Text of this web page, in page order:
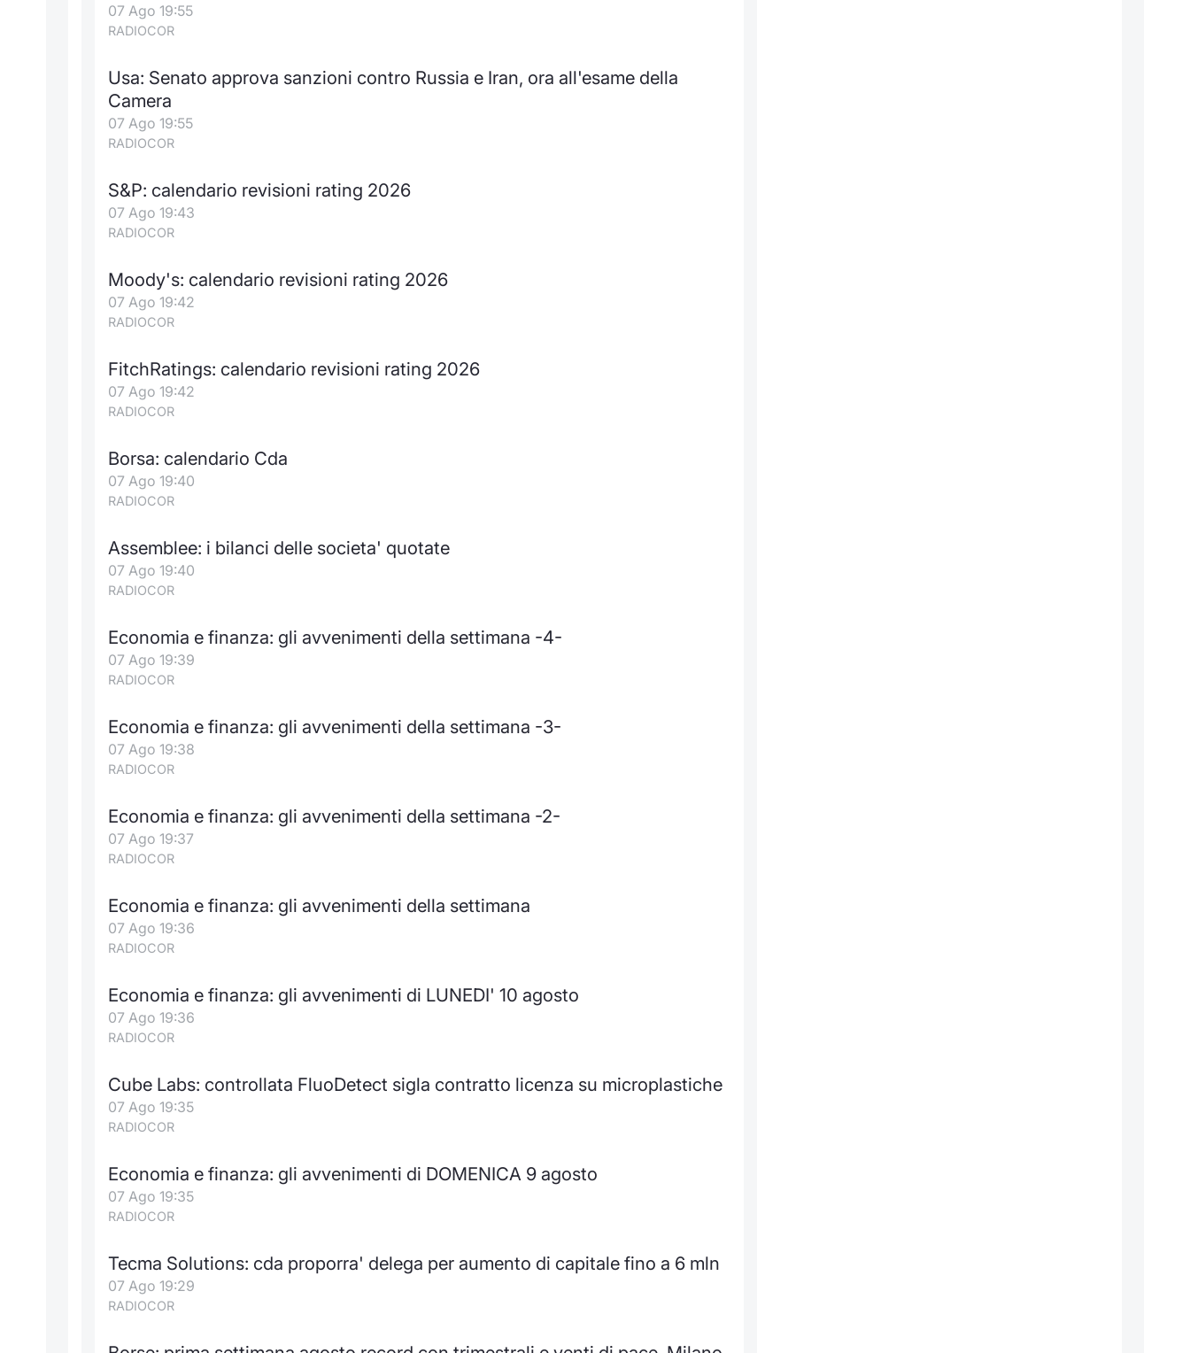
07 Ago 19:55
RADIOCOR
Usa: Senato approva sanzioni contro Russia e Iran, ora all'esame della
Camera
07 Ago 19:55
RADIOCOR
S&P: calendario revisioni rating 2026
07 Ago 19:43
RADIOCOR
Moody's: calendario revisioni rating 2026
07 Ago 19:42
RADIOCOR
FitchRatings: calendario revisioni rating 2026
07 Ago 19:42
RADIOCOR
Borsa: calendario Cda
07 Ago 19:40
RADIOCOR
Assemblee: i bilanci delle societa' quotate
07 Ago 19:40
RADIOCOR
Economia e finanza: gli avvenimenti della settimana -4-
07 Ago 19:39
RADIOCOR
Economia e finanza: gli avvenimenti della settimana -3-
07 Ago 19:38
RADIOCOR
Economia e finanza: gli avvenimenti della settimana -2-
07 Ago 19:37
RADIOCOR
Economia e finanza: gli avvenimenti della settimana
07 Ago 19:36
RADIOCOR
Economia e finanza: gli avvenimenti di LUNEDI' 10 agosto
07 Ago 19:36
RADIOCOR
Cube Labs: controllata FluoDetect sigla contratto licenza su microplastiche
07 Ago 19:35
RADIOCOR
Economia e finanza: gli avvenimenti di DOMENICA 9 agosto
07 Ago 19:35
RADIOCOR
Tecma Solutions: cda proporra' delega per aumento di capitale fino a 6 mln
07 Ago 19:29
RADIOCOR